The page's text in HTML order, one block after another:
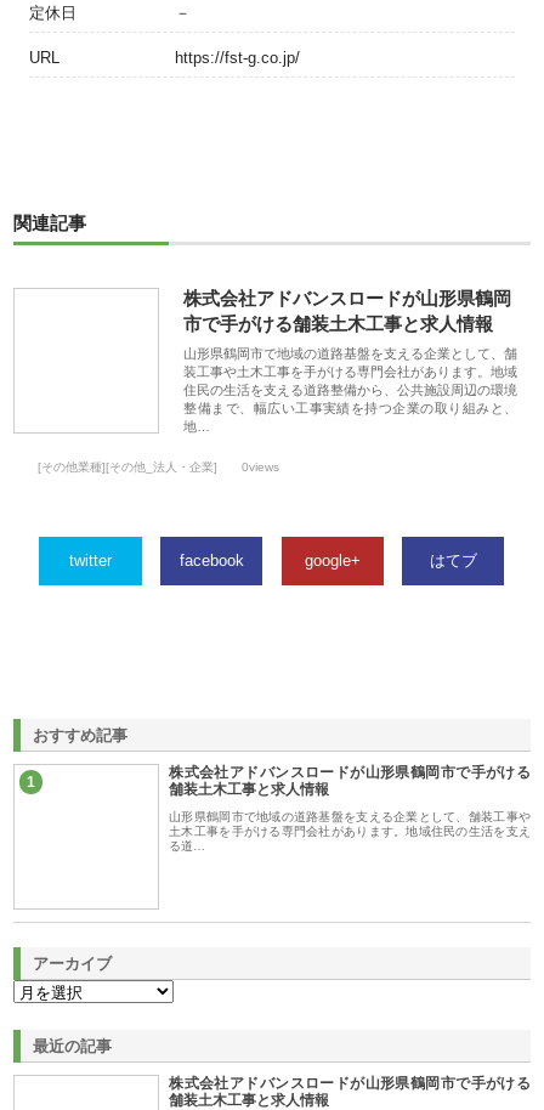
定休日 －
URL https://fst-g.co.jp/
関連記事
株式会社アドバンスロードが山形県鶴岡
市で手がける舗装土木工事と求人情報
山形県鶴岡市で地域の道路基盤を支える企業として、舗
装工事や土木工事を手がける専門会社があります。地域
住民の生活を支える道路整備から、公共施設周辺の環境
整備まで、幅広い工事実績を持つ企業の取り組みと、
地…
[その他業種][その他_法人・企業] 0views
twitter facebook google+ はてブ
おすすめ記事
1
株式会社アドバンスロードが山形県鶴岡市で手がける
舗装土木工事と求人情報
山形県鶴岡市で地域の道路基盤を支える企業として、舗装工事や
土木工事を手がける専門会社があります。地域住民の生活を支え
る道…
アーカイブ
最近の記事
株式会社アドバンスロードが山形県鶴岡市で手がける
舗装土木工事と求人情報